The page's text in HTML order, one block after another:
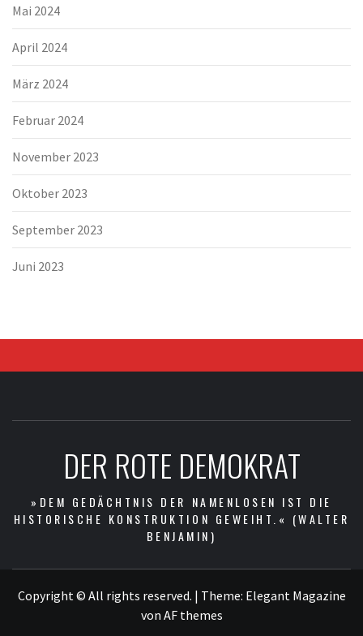
Mai 2024
April 2024
März 2024
Februar 2024
November 2023
Oktober 2023
September 2023
Juni 2023
DER ROTE DEMOKRAT
»DEM GEDÄCHTNIS DER NAMENLOSEN IST DIE
HISTORISCHE KONSTRUKTION GEWEIHT.« (WALTER
BENJAMIN)
Copyright © All rights reserved. | Theme: Elegant Magazine
von AF themes